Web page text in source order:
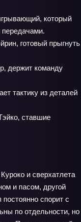
который
готовый прыгнуть
держит команду
тактику из деталей
ставшие
и сверхатлета
и пасом, другой
спорит с
по отдельности, но